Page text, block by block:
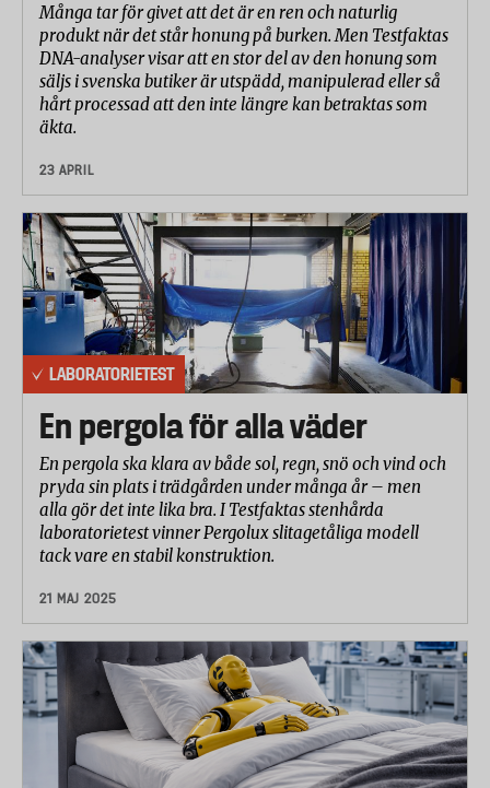
Många tar för givet att det är en ren och naturlig
produkt när det står honung på burken. Men Testfaktas
DNA-analyser visar att en stor del av den honung som
säljs i svenska butiker är utspädd, manipulerad eller så
hårt processad att den inte längre kan betraktas som
äkta.
23 APRIL
LABORATORIETEST
En pergola för alla väder
En pergola ska klara av både sol, regn, snö och vind och
pryda sin plats i trädgården under många år – men
alla gör det inte lika bra. I Testfaktas stenhårda
laboratorietest vinner Pergolux slitagetåliga modell
tack vare en stabil konstruktion.
21 MAJ 2025